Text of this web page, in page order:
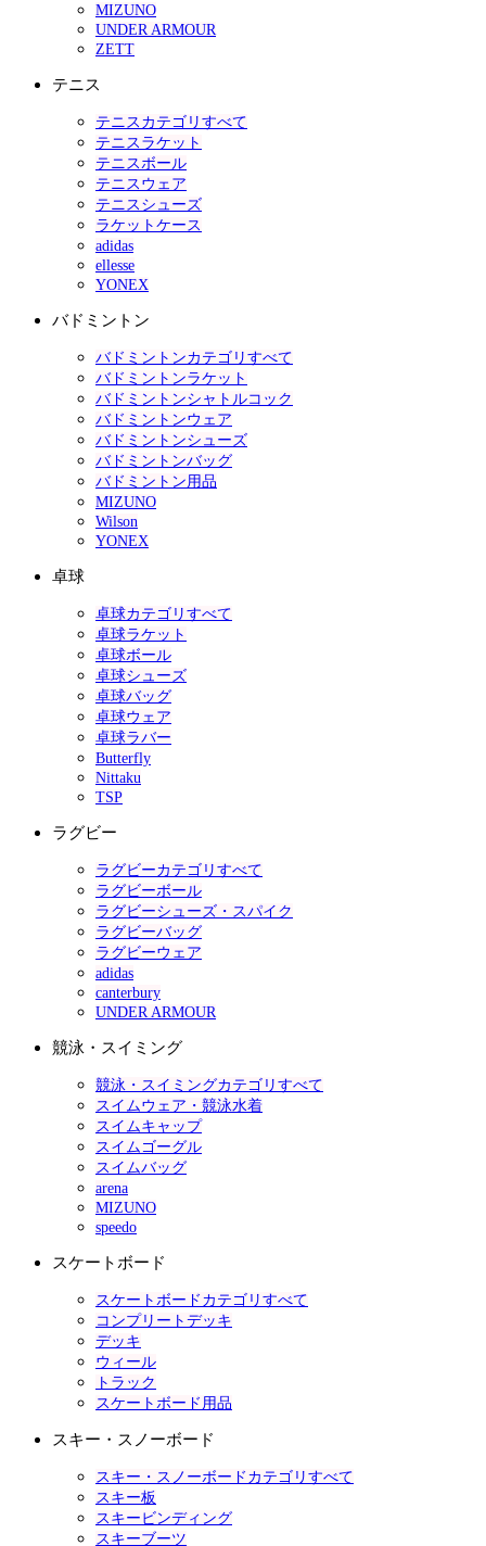
MIZUNO
UNDER ARMOUR
ZETT
テニス
テニスカテゴリすべて
テニスラケット
テニスボール
テニスウェア
テニスシューズ
ラケットケース
adidas
ellesse
YONEX
バドミントン
バドミントンカテゴリすべて
バドミントンラケット
バドミントンシャトルコック
バドミントンウェア
バドミントンシューズ
バドミントンバッグ
バドミントン用品
MIZUNO
Wilson
YONEX
卓球
卓球カテゴリすべて
卓球ラケット
卓球ボール
卓球シューズ
卓球バッグ
卓球ウェア
卓球ラバー
Butterfly
Nittaku
TSP
ラグビー
ラグビーカテゴリすべて
ラグビーボール
ラグビーシューズ・スパイク
ラグビーバッグ
ラグビーウェア
adidas
canterbury
UNDER ARMOUR
競泳・スイミング
競泳・スイミングカテゴリすべて
スイムウェア・競泳水着
スイムキャップ
スイムゴーグル
スイムバッグ
arena
MIZUNO
speedo
スケートボード
スケートボードカテゴリすべて
コンプリートデッキ
デッキ
ウィール
トラック
スケートボード用品
スキー・スノーボード
スキー・スノーボードカテゴリすべて
スキー板
スキービンディング
スキーブーツ